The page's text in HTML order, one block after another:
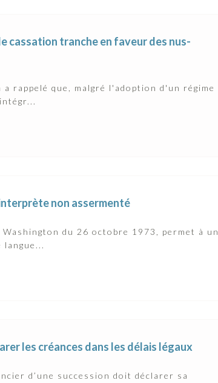
cassation tranche en faveur des nus-
rappelé que, malgré l'adoption d'un régime
non assermenté
du 26 octobre 1973, permet à un
les créances dans les délais légaux
d’une succession doit déclarer sa